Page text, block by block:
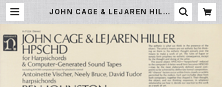
JOHN CAGE & LEJAREN HILLE
ground Gallery Record Store